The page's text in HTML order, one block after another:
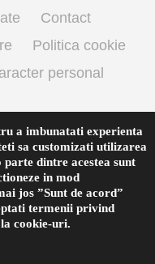
Contact
Politica cookie
personal
a imbunatati experienta
sa customizati utilizarea
parte dintre acestea sunt
in mod
jos ”Sunt de acord”
termenii privind
cookie-uri.